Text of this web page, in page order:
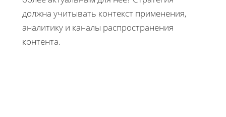
должна учитывать контекст применения,
аналитику и каналы распространения
контента.